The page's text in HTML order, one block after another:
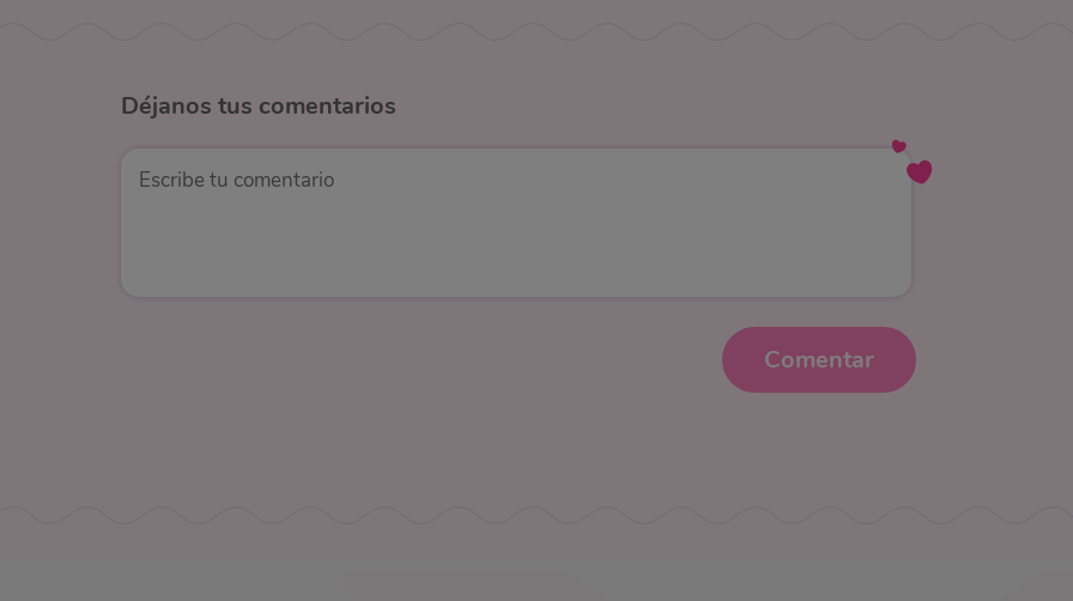
Déjanos tus comentarios
Comentar